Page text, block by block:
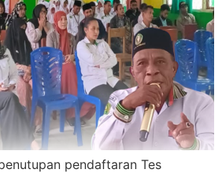
pendaftaran Tes